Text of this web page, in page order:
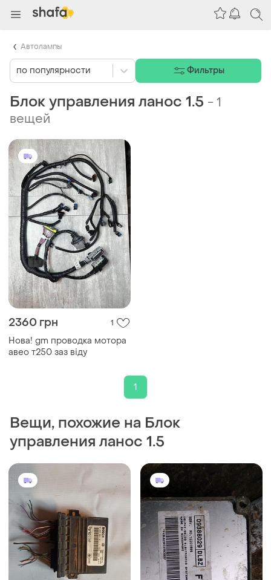
Блок управления ланос 1.5 -1
вещей
2360 грн 1
Нова! gm проводка мотора
авео т250 заз віду
1
Вещи, похожие на Блок
управления ланос 1.5
по популярности Фильтры
Автолампы